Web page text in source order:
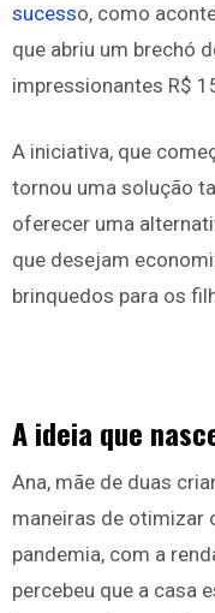
sucesso, como
que abriu um brechó
impressionantes R$
A iniciativa, que
tornou uma solução
oferecer uma
que desejam
brinquedos para os
A ideia que
Ana, mãe de duas
maneiras de otimizar
pandemia, com a
percebeu que a casa